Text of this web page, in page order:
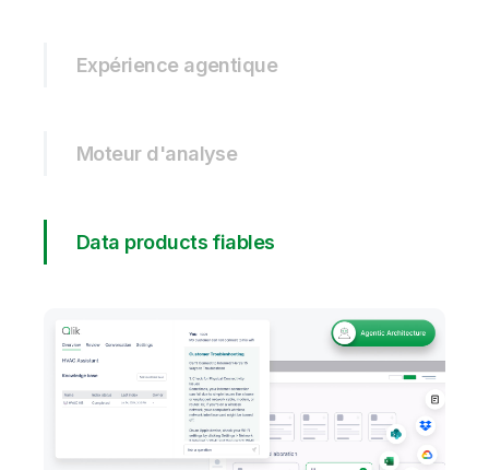
Expérience agentique
Moteur d'analyse
Data products fiables